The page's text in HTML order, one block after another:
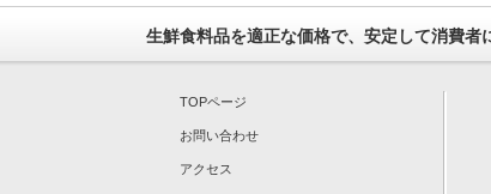
生鮮食料品を適正な価格で、安定して消費者
TOPページ
お問い合わせ
アクセス